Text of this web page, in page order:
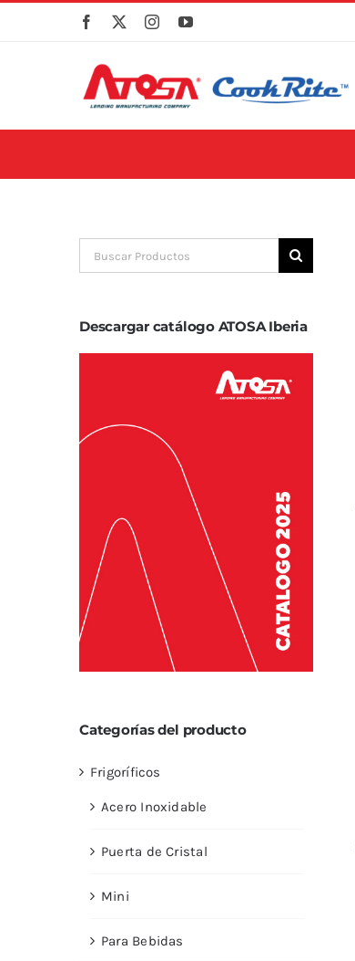
Search
for:
Descargar catálogo ATOSA Iberia
Categorías del producto
Frigoríficos
Acero Inoxidable
Puerta de Cristal
Mini
Para Bebidas